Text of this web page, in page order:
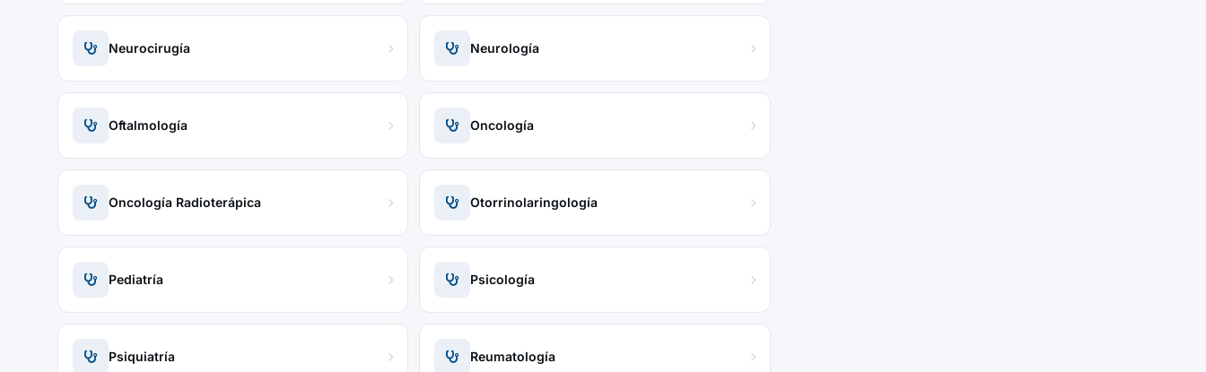
Neurocirugía Neurología
Oftalmología Oncología
Oncología Radioterápica Otorrinolaringología
Pediatría Psicología
Psiquiatría Reumatología